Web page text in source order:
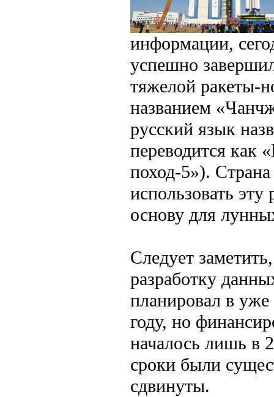
информации,
успешно
тяжелой ракеты-
названием
русский язык
переводится как
поход-5»). Страна
использовать эту
основу для
Следует
разработку
планировал в
году, но
началось лишь в
сроки были
сдвинуты.